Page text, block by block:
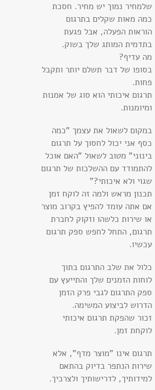
שלמחיר נמוך יש מחיר. חסכת
כמה מאות שקלים בתרגום
הוראות הפעלה, אבל פגעת
בתדמית המותג שלך בשוק.
מה עדיף?
בסופו של דבר תשלם יותר ותקבל
פחות.
תרגום איכותי הוא סוג של אמנות
ומיומנות.
במקום לשאול את עצמך "כמה
כסף אני יכול לחסוך על תרגום
בינוני" מטוב לשאול "האם אוכל
להתמודד עם ההשלכות של תרגום
שגוי ולא איכותי?"
תכנון מראש ולמה זה לוקח זמן
אם אתה עומד להפיץ בקרוב מוצר
או שירות כלשהו וזקוק לחברת
תרגום, התחל לחפש ספק תרגום
עכשיו.
כלול את שלב התרגום בתוך
לוחות הזמנים שלך והתייעץ עם
ספק התרגום לגבי פרק הזמן
הדרוש לביצוע המשימה.
זכור שהפקת תרגום איכותי
לוקחת זמן.
תרגום אינו "מוצר מדף", אלא
שירות הנתפר בדיוק בהתאם
למידותיך, לדרישותיך ולצרכיך.